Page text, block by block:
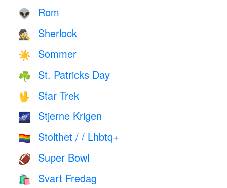
👽 Rom
🕵️ Sherlock
☀️ Sommer
☘️ St. Patricks Day
🖖 Star Trek
🌌 Stjerne Krigen
🏳️‍🌈 Stolthet / / Lhbtq+
🏈 Super Bowl
🛍 Svart Fredag